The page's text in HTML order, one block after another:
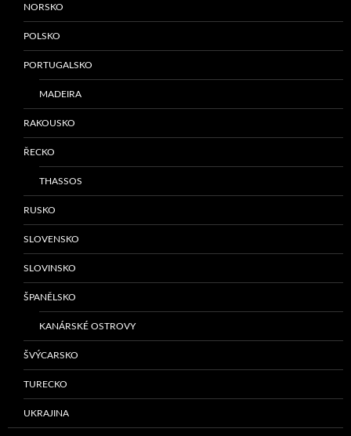
NORSKO
POLSKO
PORTUGALSKO
MADEIRA
RAKOUSKO
ŘECKO
THASSOS
RUSKO
SLOVENSKO
SLOVINSKO
ŠPANĚLSKO
KANÁRSKÉ OSTROVY
ŠVÝCARSKO
TURECKO
UKRAJINA